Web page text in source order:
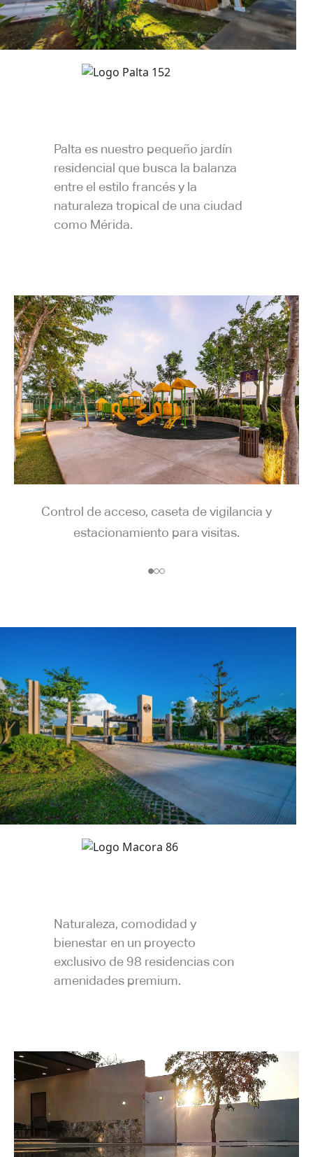
Palta es nuestro pequeño jardín
residencial que busca la balanza
entre el estilo francés y la
naturaleza tropical de una ciudad
como Mérida.
Control de acceso, caseta de vigilancia y
estacionamiento para visitas.
Naturaleza, comodidad y
bienestar en un proyecto
exclusivo de 98 residencias con
amenidades premium.